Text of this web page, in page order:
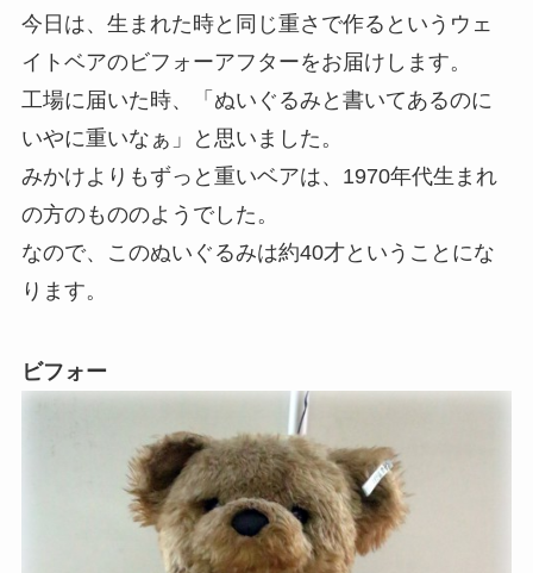
今日は、生まれた時と同じ重さで作るというウェ
イトベアのビフォーアフターをお届けします。
工場に届いた時、「ぬいぐるみと書いてあるのに
いやに重いなぁ」と思いました。
みかけよりもずっと重いベアは、1970年代生まれ
の方のもののようでした。
なので、このぬいぐるみは約40才ということにな
ります。
ビフォー